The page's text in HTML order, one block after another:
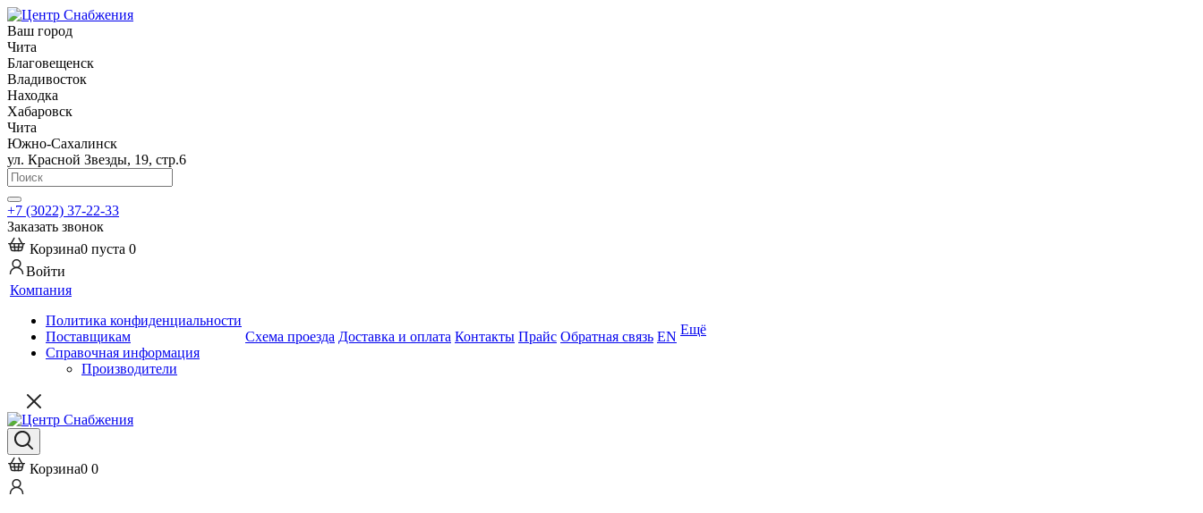
Ваш город
Чита
Благовещенск
Владивосток
Находка
Хабаровск
Чита
Южно-Сахалинск
ул. Красной Звезды, 19, стр.6
+7 (3022) 37-22-33
Заказать звонок
Корзина0 пуста 0
Войти
Компания
Политика конфиденциальности
Поставщикам
Справочная информация
Производители
Схема проезда Доставка и оплата Контакты Прайс Обратная связь EN Ещё
Корзина0 0